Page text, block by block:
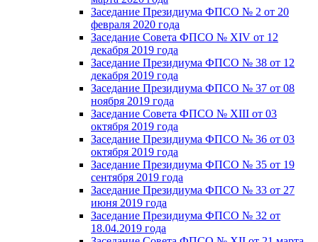
Заседание Президиума ФПСО № 2 от 20
февраля 2020 года
Заседание Совета ФПСО № XIV от 12
декабря 2019 года
Заседание Президиума ФПСО № 38 от 12
декабря 2019 года
Заседание Президиума ФПСО № 37 от 08
ноября 2019 года
Заседание Совета ФПСО № XIII от 03
октября 2019 года
Заседание Президиума ФПСО № 36 от 03
октября 2019 года
Заседание Президиума ФПСО № 35 от 19
сентября 2019 года
Заседание Президиума ФПСО № 33 от 27
июня 2019 года
Заседание Президиума ФПСО № 32 от
18.04.2019 года